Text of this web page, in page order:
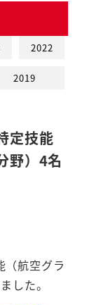
2022
2019
定技能
野）4名
（航空グラ
した。